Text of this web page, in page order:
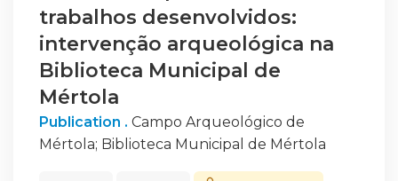
no futuro.
appropriate
or escalating diuretic doses. Its causes
include impaired delivery of the diuretic to
its luminal
site of action, neurohormonal activation,
tubular compensatory adaptation and drug
interactions.
trabalhos desenvolvidos:
intervenção arqueológica na
Biblioteca Municipal de
Mértola
Publication . Campo Arqueológico de
Mértola; Biblioteca Municipal de Mértola